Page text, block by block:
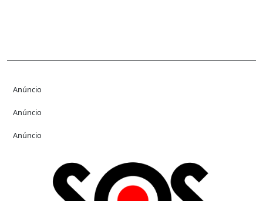
Anúncio
Anúncio
Anúncio